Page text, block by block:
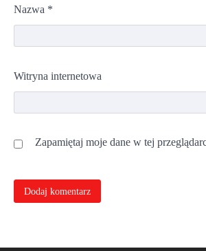
Nazwa *
Witryna internetowa
Zapamiętaj moje dane w tej